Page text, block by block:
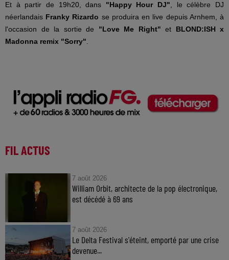
Et à partir de 19h20, dans "Happy Hour DJ", le célèbre DJ
néerlandais Franky Rizardo se produira en live depuis Arnhem, à
l'occasion de la sortie de "Love Me Right" et BLOND:ISH x
Madonna remix "Sorry".
FIL ACTUS
7 août 2026
William Orbit, architecte de la pop électronique,
est décédé à 69 ans
7 août 2026
Le Delta Festival s'éteint, emporté par une crise
devenue...